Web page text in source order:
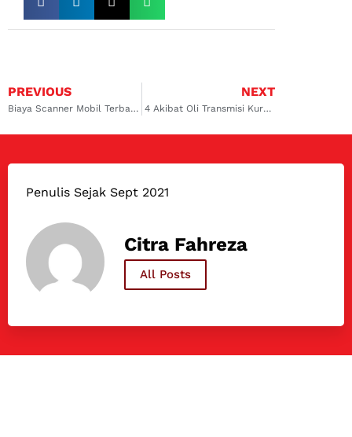
PREVIOUS
Biaya Scanner Mobil Terbaru, Cek Kerusakan Pada Mobil Anda
NEXT
4 Akibat Oli Transmisi Kurang Pada Mobil Matic dan Manual
Penulis Sejak Sept 2021
Citra Fahreza
All Posts